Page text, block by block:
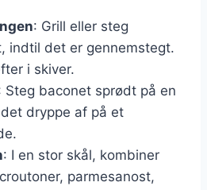
: Grill eller steg
indtil det er gennemstegt.
i skiver.
Steg baconet sprødt på en
dryppe af på et
: I en stor skål, kombiner
parmesanost,